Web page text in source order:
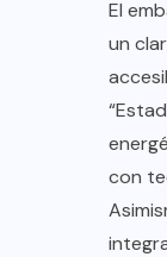
El
un
con